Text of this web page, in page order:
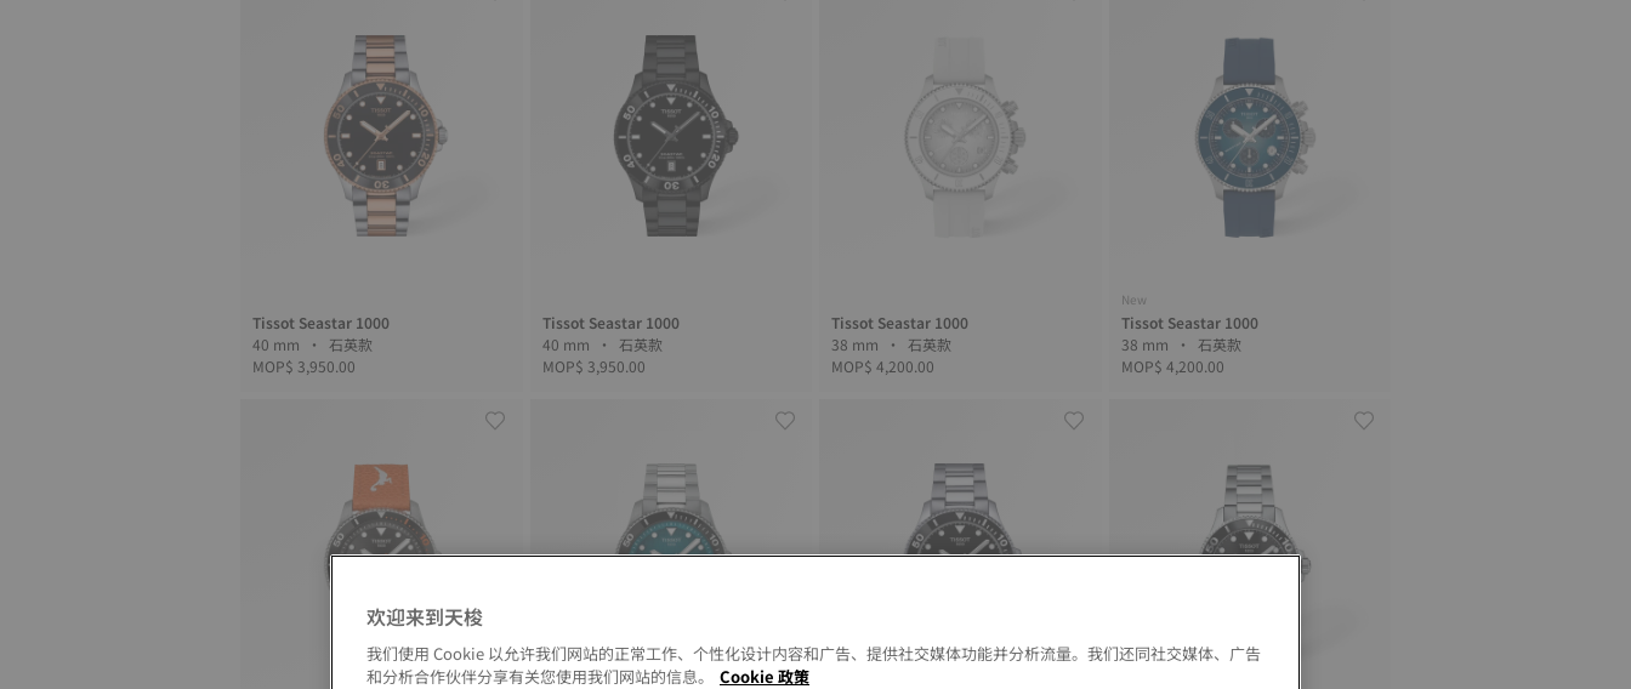
Tissot Seastar 1000
40 mm • 石英款
MOP$ 3,950.00
Tissot Seastar 1000
40 mm • 石英款
MOP$ 3,950.00
Tissot Seastar 1000
38 mm • 石英款
MOP$ 4,200.00
New
Tissot Seastar 1000
38 mm • 石英款
MOP$ 4,200.00
欢迎来到天梭
我们使用 Cookie 以允许我们网站的正常工作、个性化设计内容和广告、提供社交媒体功能并分析流量。我们还同社交媒体、广告
和分析合作伙伴分享有关您使用我们网站的信息。
Cookie 政策